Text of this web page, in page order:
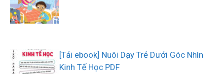
[Tải ebook] Nuôi Dạy Trẻ Dưới Góc Nhìn
Kinh Tế Học PDF